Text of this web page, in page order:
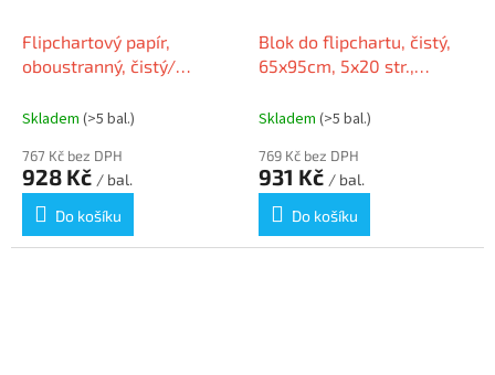
Flipchartový papír,
oboustranný, čistý/
50 listů, NOBO 1915659
Skladem (>5 bal.)
767 Kč bez DPH
928 Kč / bal.
Do košíku
Blok do flipchartu, čistý,
65x95cm, 5x20 str.,
Skladem (>5 bal.)
769 Kč bez DPH
931 Kč / bal.
Do košíku